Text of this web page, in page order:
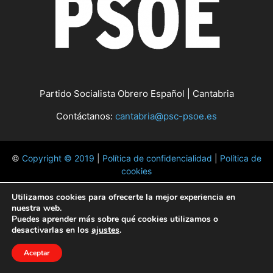
Partido Socialista Obrero Español | Cantabria
Contáctanos: cantabria@psc-psoe.es
© Copyright © 2019 Política de confidencialidad
Política de
cookies
Utilizamos cookies para ofrecerte la mejor experiencia en
nuestra web.
Puedes aprender más sobre qué cookies utilizamos o
desactivarlas en los ajustes.
Aceptar